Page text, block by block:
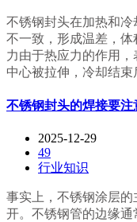
不锈钢封头在加热和
不一致，形成温差，
力由于热应力的作用，
中心被拉伸，冷却结束
不锈钢封头的焊接要注
2025-12-29
49
行业知识
事实上，不锈钢涂层
开。不锈钢管的边缘